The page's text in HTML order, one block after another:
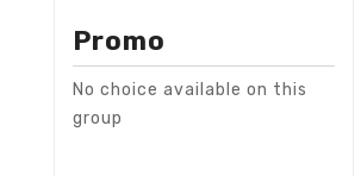
Promo
No choice available on this
group